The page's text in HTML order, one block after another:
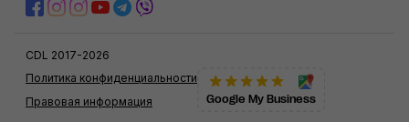
CDL 2017-2026
Правовая информация
Политика конфиденциальности
Google My Business